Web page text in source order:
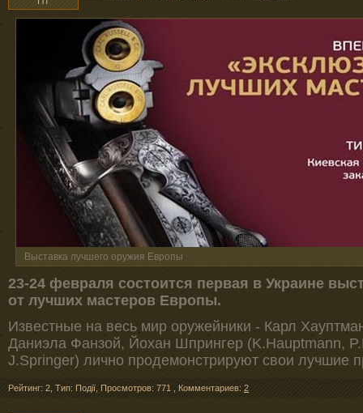
Выставка лучшего оружия Европы
23-24 февраля состоится первая в Украине
от лучших мастеров Европы.
Известные на весь мир оружейники - Карл
Даниэла Фанзой, Йохан Шпрингер (K.Hauptmann,
J.Springer) лично продемонстрируют свои лучшие
Рейтинг: 2 Тип: Події Просмотров: 771 Комментариев: 2